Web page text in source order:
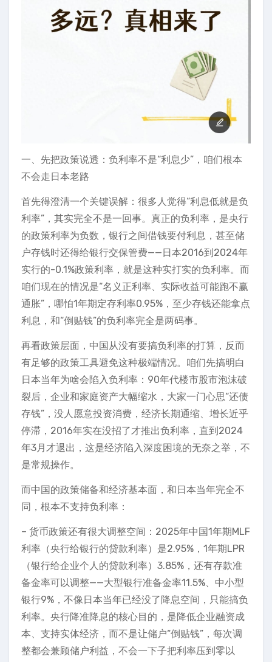
一、先把政策说透：负利率不是“利息少”，咱们根本
不会走日本老路
首先得澄清一个关键误解：很多人觉得“利息低就是负
利率”，其实完全不是一回事。真正的负利率，是央行
的政策利率为负数，银行之间借钱要付利息，甚至储
户存钱时还得给银行交保管费——日本2016到2024年
实行的-0.1%政策利率，就是这种实打实的负利率。而
咱们现在的情况是“名义正利率、实际收益可能跑不赢
通胀”，哪怕1年期定存利率0.95%，至少存钱还能拿点
利息，和“倒贴钱”的负利率完全是两码事。
再看政策层面，中国从没有要搞负利率的打算，反而
有足够的政策工具避免这种极端情况。咱们先搞明白
日本当年为啥会陷入负利率：90年代楼市股市泡沫破
裂后，企业和家庭资产大幅缩水，大家一门心思“还债
存钱”，没人愿意投资消费，经济长期通缩、增长近乎
停滞，2016年实在没招了才推出负利率，直到2024
年3月才退出，这是经济陷入深度困境的无奈之举，不
是常规操作。
而中国的政策储备和经济基本面，和日本当年完全不
同，根本不支持负利率：
– 货币政策还有很大调整空间：2025年中国1年期MLF
利率（央行给银行的贷款利率）是2.95%，1年期LPR
（银行给企业个人的贷款利率）3.85%，还有存款准
备金率可以调整——大型银行准备金率11.5%、中小型
银行9%，不像日本当年已经没了降息空间，只能搞负
利率。央行降准降息的核心目的，是降低企业融资成
本、支持实体经济，而不是让储户“倒贴钱”，每次调
整都会兼顾储户利益，不会一下子把利率压到零以